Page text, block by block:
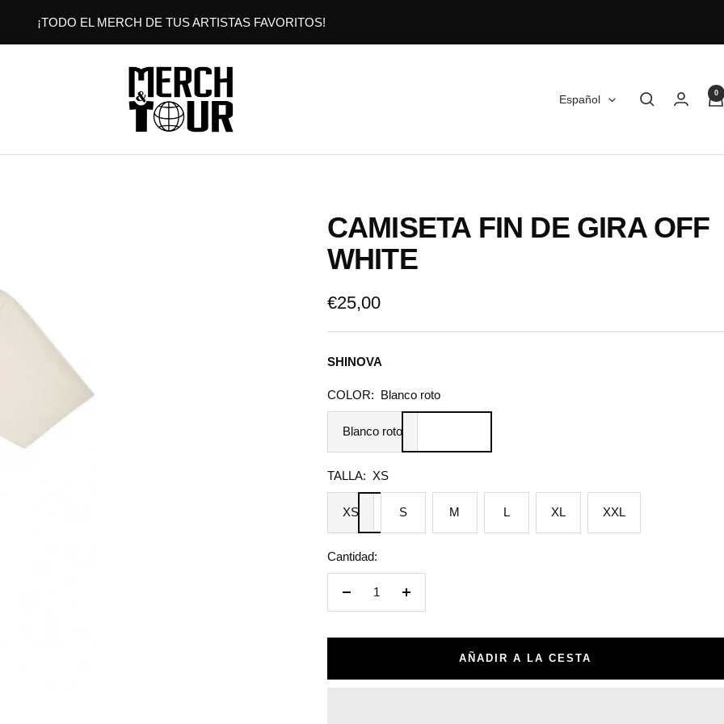
¡TODO EL MERCH DE TUS ARTISTAS FAVORITOS!
MERCHANDTOUR
Idioma
Español 0
CAMISETA FIN DE GIRA OFF
WHITE
Precio
de
venta
€25,00
SHINOVA
COLOR: Blanco roto
Blanco roto
TALLA: XS
XS S M L XL XXL
Cantidad:
Decrecer
Aumentar
AÑADIR A LA CESTA